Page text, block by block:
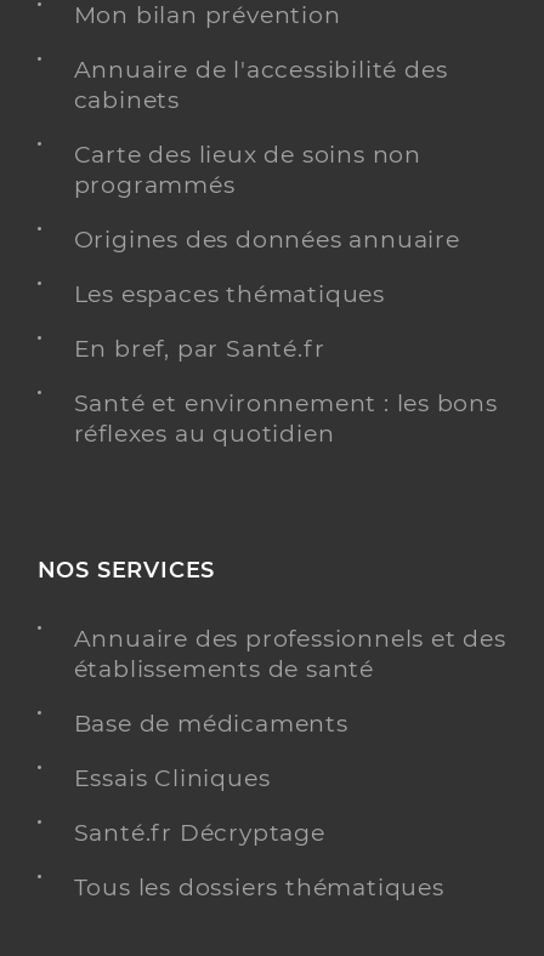
Mon bilan prévention
Annuaire de l'accessibilité des
cabinets
Carte des lieux de soins non
programmés
Origines des données annuaire
Les espaces thématiques
En bref, par Santé.fr
Santé et environnement : les bons
réflexes au quotidien
NOS SERVICES
Annuaire des professionnels et des
établissements de santé
Base de médicaments
Essais Cliniques
Santé.fr Décryptage
Tous les dossiers thématiques